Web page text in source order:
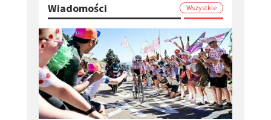
Wiadomości Wszystkie